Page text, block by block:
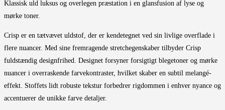
Klassisk uld luksus og overlegen præstation i en glansfusion af lyse og
mørke toner.
Crisp er en tætvævet uldstof, der er kendetegnet ved sin livlige overflade i
flere nuancer. Med sine fremragende stretchegenskaber tilbyder Crisp
fuldstændig designfrihed. Designet forsyner forsigtigt blegetoner og mørke
nuancer i overraskende farvekontraster, hvilket skaber en subtil melangé-
effekt. Stoffets lidt robuste tekstur forbedrer rigdommen i enhver nyance og
accentuerer de unikke farve detaljer.